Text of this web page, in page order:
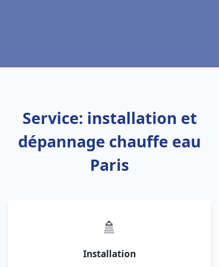
Service: installation et
dépannage chauffe eau
Paris
🚿
Installation